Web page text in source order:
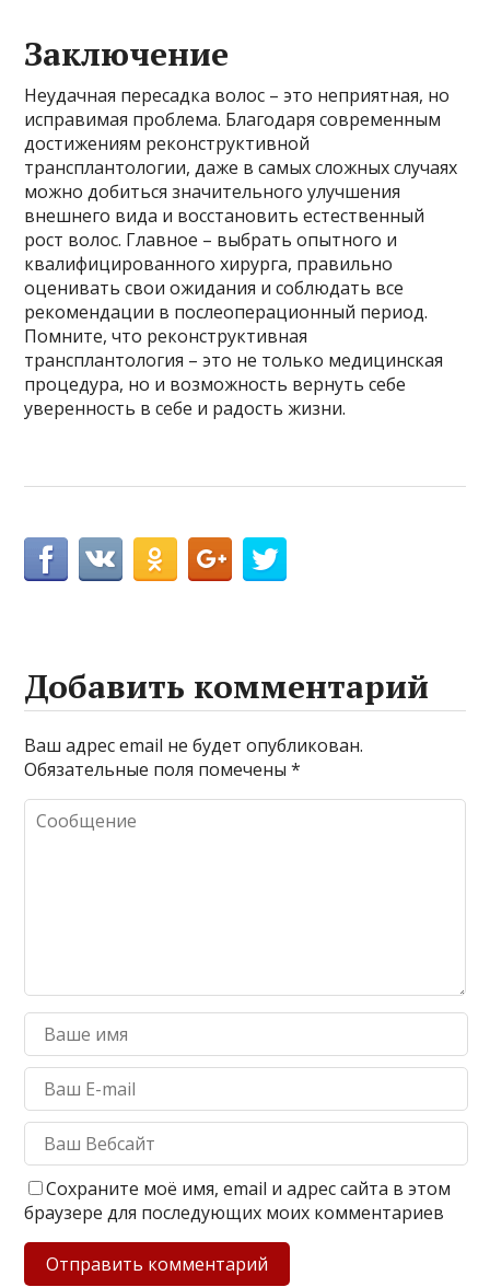
Заключение
Неудачная пересадка волос – это неприятная, но
исправимая проблема. Благодаря современным
достижениям реконструктивной
трансплантологии, даже в самых сложных случаях
можно добиться значительного улучшения
внешнего вида и восстановить естественный
рост волос. Главное – выбрать опытного и
квалифицированного хирурга, правильно
оценивать свои ожидания и соблюдать все
рекомендации в послеоперационный период.
Помните, что реконструктивная
трансплантология – это не только медицинская
процедура, но и возможность вернуть себе
уверенность в себе и радость жизни.
Добавить комментарий
Ваш адрес email не будет опубликован.
Обязательные поля помечены*
Сохраните моё имя, email и адрес сайта в этом
браузере для последующих моих комментариев